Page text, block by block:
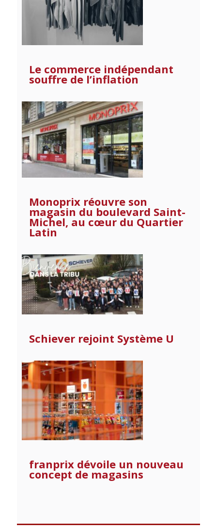
Le commerce indépendant
souffre de l’inflation
Monoprix réouvre son
magasin du boulevard Saint-
Michel, au cœur du Quartier
Latin
Schiever rejoint Système U
franprix dévoile un nouveau
concept de magasins